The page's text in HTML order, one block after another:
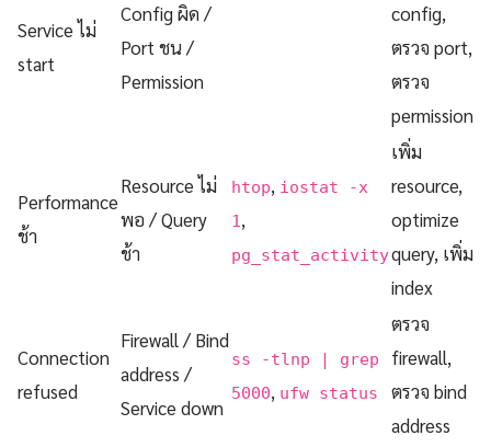
Service ไม่
start
Config ผิด /
Port ชน /
Permission
config,
ตรวจ port,
ตรวจ
permission
Performance
ช้า
Resource ไม่
พอ / Query
ช้า
htop, iostat -x
1 ,
pg_stat_activity
เพิ่ม
resource,
optimize
query, เพิ่ม
index
Connection
refused
Firewall / Bind
address /
Service down
ss -tlnp | grep
5000, ufw status
ตรวจ
firewall,
ตรวจ bind
address